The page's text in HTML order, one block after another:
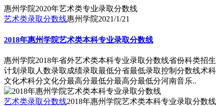
惠州学院2020年艺术类专业录取分数线
艺术类录取分数线惠州学院2021/1/21
2018年惠州学院艺术类本科专业录取分数线
惠州学院2018年省外艺术类本科专业录取分数线省份科类招生
计划录取人数录取成绩录取最低分省最低录取控制分数线术科
文化术科分文化分最高分最低分最高分最低分河南音乐..
艺术类录取分数线2018年惠州学院艺术类本科专业录取分数线